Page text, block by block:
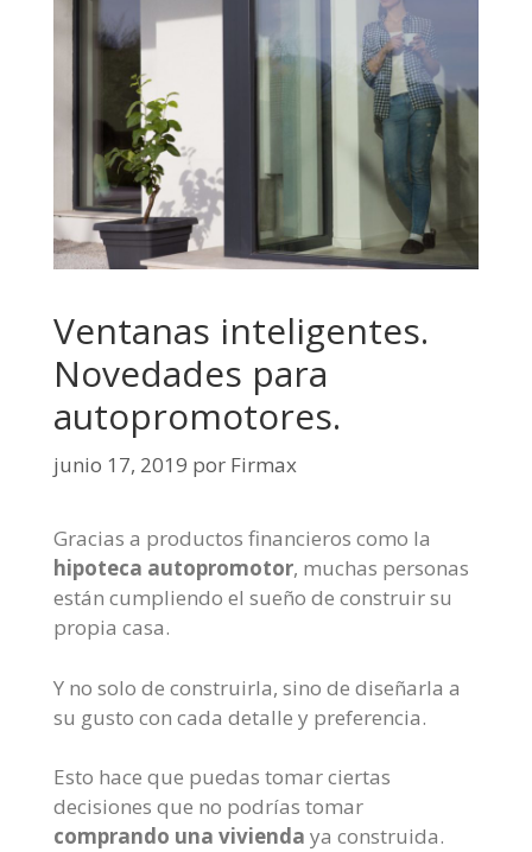
Ventanas inteligentes.
Novedades para
autopromotores.
junio 17, 2019 por Firmax
Gracias a productos financieros como la
hipoteca autopromotor, muchas personas
están cumpliendo el sueño de construir su
propia casa.
Y no solo de construirla, sino de diseñarla a
su gusto con cada detalle y preferencia.
Esto hace que puedas tomar ciertas
decisiones que no podrías tomar
comprando una vivienda ya construida.